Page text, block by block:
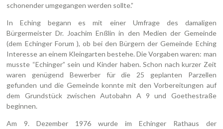
schonender umgegangen werden sollte.”
In Eching begann es mit einer Umfrage des damaligen
Bürgermeister Dr. Joachim Enßlin in den Medien der Gemeinde
(dem Echinger Forum ), ob bei den Bürgern der Gemeinde Eching
Interesse an einem Kleingarten bestehe. Die Vorgaben waren: man
musste “Echinger” sein und Kinder haben. Schon nach kurzer Zeit
waren genügend Bewerber für die 25 geplanten Parzellen
gefunden und die Gemeinde konnte mit den Vorbereitungen auf
dem Grundstück zwischen Autobahn A 9 und Goethestraße
beginnen.
Am 9. Dezember 1976 wurde im Echinger Rathaus der